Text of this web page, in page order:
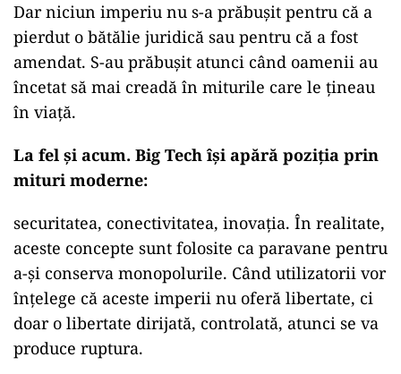
Dar niciun imperiu nu s-a prăbușit pentru că a
pierdut o bătălie juridică sau pentru că a fost
amendat. S-au prăbușit atunci când oamenii au
încetat să mai creadă în miturile care le țineau
în viață.
La fel și acum. Big Tech își apără poziția prin
mituri moderne:
securitatea, conectivitatea, inovația. În realitate,
aceste concepte sunt folosite ca paravane pentru
a-și conserva monopolurile. Când utilizatorii vor
înțelege că aceste imperii nu oferă libertate, ci
doar o libertate dirijată, controlată, atunci se va
produce ruptura.